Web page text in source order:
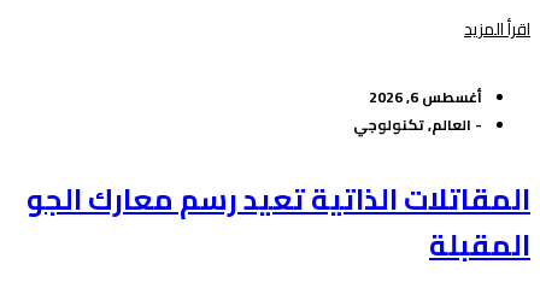
اقرأ المزيد
أغسطس 6, 2026
- العالم,تكنولوجي
المقاتلات الذاتية تعيد رسم معارك الجو
المقبلة